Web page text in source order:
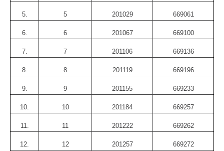
5. 5 201029 669061
6. 6 201067 669100
7. 7 201106 669136
8. 8 201119 669196
9. 9 201155 669233
10. 10 201184 669257
11. 11 201222 669262
12. 12 201257 669272